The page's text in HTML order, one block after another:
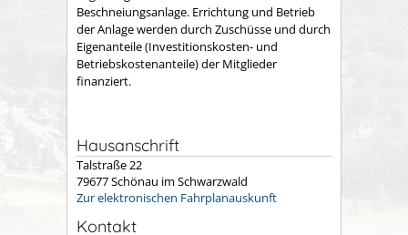
Beschneiungsanlage. Errichtung und Betrieb
der Anlage werden durch Zuschüsse und durch
Eigenanteile (Investitionskosten- und
Betriebskostenanteile) der Mitglieder
finanziert.
Hausanschrift
Talstraße 22
79677Schönau im Schwarzwald
Zur elektronischen Fahrplanauskunft
Kontakt